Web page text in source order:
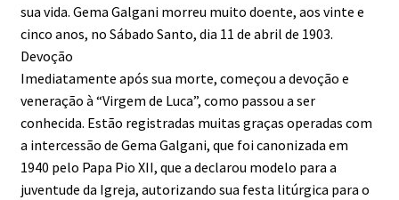
sua vida. Gema Galgani morreu muito doente, aos vinte e
cinco anos, no Sábado Santo, dia 11 de abril de 1903.
Devoção
Imediatamente após sua morte, começou a devoção e
veneração à “Virgem de Luca”, como passou a ser
conhecida. Estão registradas muitas graças operadas com
a intercessão de Gema Galgani, que foi canonizada em
1940 pelo Papa Pio XII, que a declarou modelo para a
juventude da Igreja, autorizando sua festa litúrgica para o